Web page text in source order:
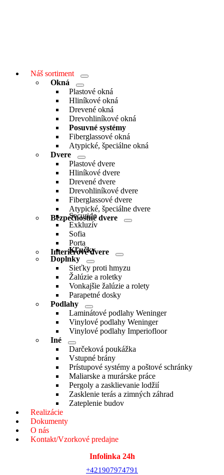
Náš sortiment
Menu
Toggle
Okná
Menu
Toggle
Plastové okná
Hliníkové okná
Drevené okná
Drevohliníkové okná
Posuvné systémy
Fiberglassové okná
Atypické, špeciálne okná
Dvere
Menu
Toggle
Plastové dvere
Hliníkové dvere
Drevené dvere
Drevohliníkové dvere
Fiberglassové dvere
Atypické, špeciálne dvere
Bezpečnostné dvere
Menu
Securido
Exkluzív
Sofia
Porta
Interiérové dvere
Menu
Toggle
Kľučky
Doplnky
Menu
Toggle
Sieťky proti hmyzu
Žalúzie a roletky
Vonkajšie žalúzie a rolety
Parapetné dosky
Podlahy
Menu
Toggle
Laminátové podlahy Weninger
Vinylové podlahy Weninger
Vinylové podlahy Imperiofloor
Iné
Menu
Toggle
Darčeková poukážka
Vstupné brány
Prístupové systémy a poštové schránky
Maliarske a murárske práce
Pergoly a zasklievanie lodžií
Zasklenie terás a zimných záhrad
Zateplenie budov
Realizácie
Dokumenty
O nás
Kontakt/Vzorkové predajne
+421907974791